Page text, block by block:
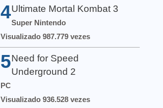
4 Ultimate Mortal Kombat 3
Super Nintendo
Visualizado 987.779 vezes
5 Need for Speed
Underground 2
PC
Visualizado 936.528 vezes